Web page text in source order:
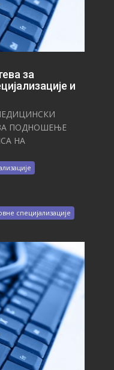
за
и
ПОДНОШЕЊЕ
НА
специјализације